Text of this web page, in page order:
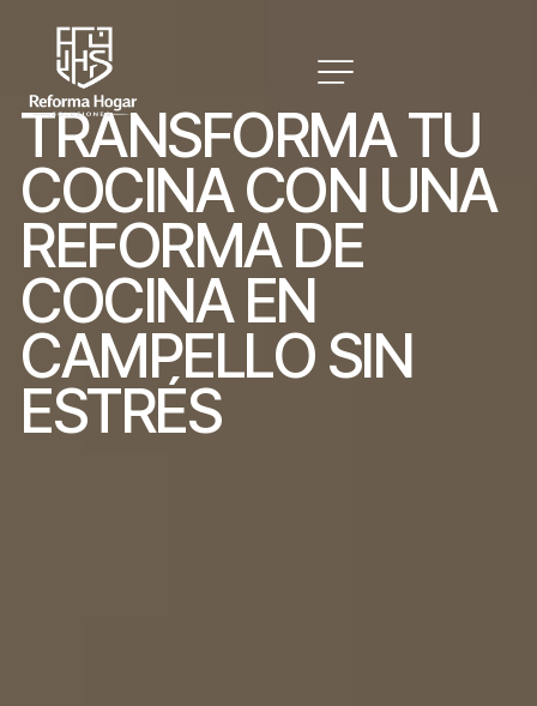
TRANSFORMATU
COCINA CON UNA
REFORMA DE
COCINA EN
CAMPELLO SIN
ESTRÉS